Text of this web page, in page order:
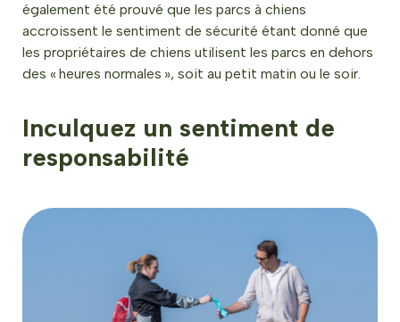
également été prouvé que les parcs à chiens
accroissent le sentiment de sécurité étant donné que
les propriétaires de chiens utilisent les parcs en dehors
des « heures normales », soit au petit matin ou le soir.
Inculquez un sentiment de
responsabilité